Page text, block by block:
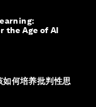
the Age of AI
何培养批判性思